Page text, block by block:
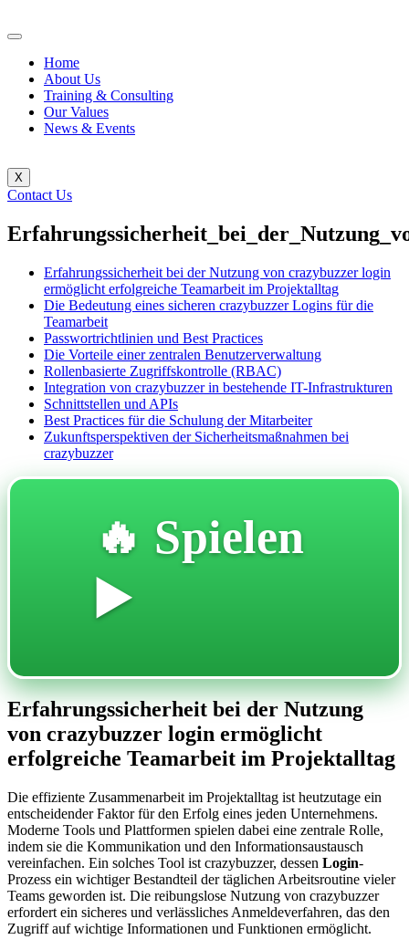
Home
About Us
Training & Consulting
Our Values
News & Events
X
Contact Us
Erfahrungssicherheit bei der Nutzung von crazybuzzer login
ermöglicht erfolgreiche Teamarbeit im Projektalltag
Die Bedeutung eines sicheren crazybuzzer Logins für die
Teamarbeit
Passwortrichtlinien und Best Practices
Die Vorteile einer zentralen Benutzerverwaltung
Rollenbasierte Zugriffskontrolle (RBAC)
Integration von crazybuzzer in bestehende IT-Infrastrukturen
Schnittstellen und APIs
Best Practices für die Schulung der Mitarbeiter
Zukunftsperspektiven der Sicherheitsmaßnahmen bei
crazybuzzer
🔥 Spielen
▶️
Erfahrungssicherheit bei der Nutzung
von crazybuzzer login ermöglicht
erfolgreiche Teamarbeit im Projektalltag
Die effiziente Zusammenarbeit im Projektalltag ist heutzutage ein
entscheidender Faktor für den Erfolg eines jeden Unternehmens.
Moderne Tools und Plattformen spielen dabei eine zentrale Rolle,
indem sie die Kommunikation und den Informationsaustausch
vereinfachen. Ein solches Tool ist crazybuzzer, dessen Login-
Prozess ein wichtiger Bestandteil der täglichen Arbeitsroutine vieler
Teams geworden ist. Die reibungslose Nutzung von crazybuzzer
erfordert ein sicheres und verlässliches Anmeldeverfahren, das den
Zugriff auf wichtige Informationen und Funktionen ermöglicht.